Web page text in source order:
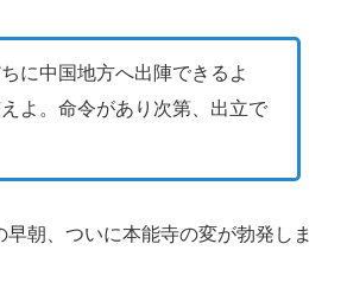
に中国地方へ出陣できるよ
よ。命令があり次第、出立で
朝、ついに本能寺の変が勃発しま